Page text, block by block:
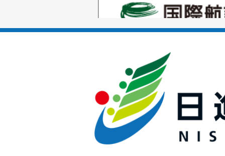
ラ
枚
ス
ラ
イ
1
枚
目